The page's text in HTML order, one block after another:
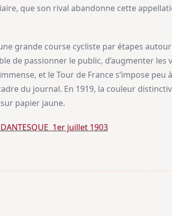
que son rival abandonne cette
grande course cycliste par étapes autour
de passionner le public, d’augmenter les
et le Tour de France s’impose peu
du journal. En 1919, la couleur
papier jaune.
DANTESQUE 1er juillet 1903